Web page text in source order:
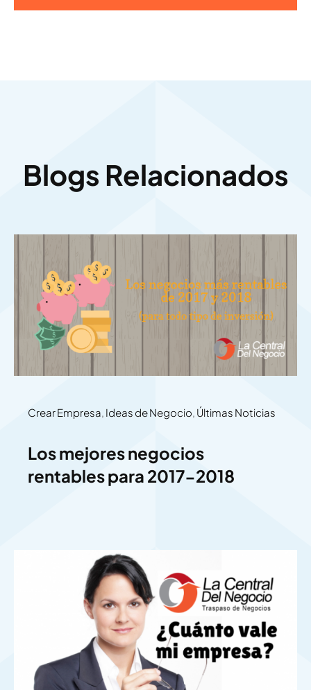
Blogs Relacionados
Crear Empresa Ideas de Negocio Últimas Noticias
Los mejores negocios
rentables para 2017-2018